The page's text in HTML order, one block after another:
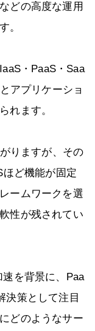
どの高度な運用
。
・PaaS・Saa
アプリケーショ
れます。
りますが、その
ど機能が固定
ームワークを選
性が残されてい
を背景に、Paa
決策として注目
どのようなサー